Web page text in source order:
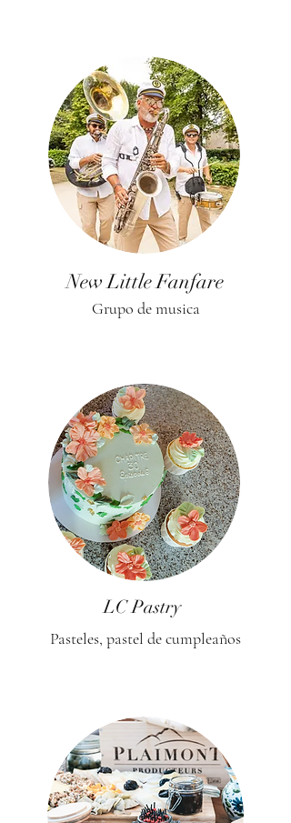
New Little Fanfare
Grupo de musica
LC Pastry
Pasteles, pastel de cumpleaños